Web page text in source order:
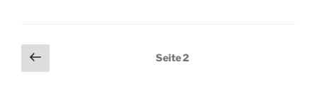
Seitennummerierung
der
Vorherige
Seite
Seite2